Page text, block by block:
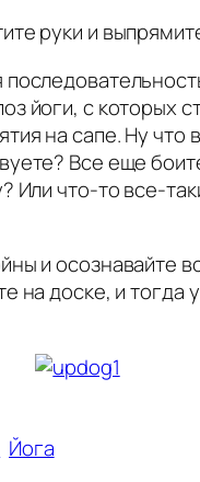
руки и
йоги, с которых
на сапе. Ну что
Все еще
Или что-то все-
и осознавайте
на доске, и тогда
Йога